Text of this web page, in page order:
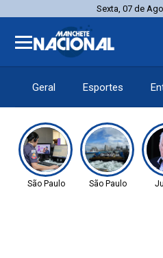
Sexta, 07 de
Geral Esportes
São Paulo São Paulo